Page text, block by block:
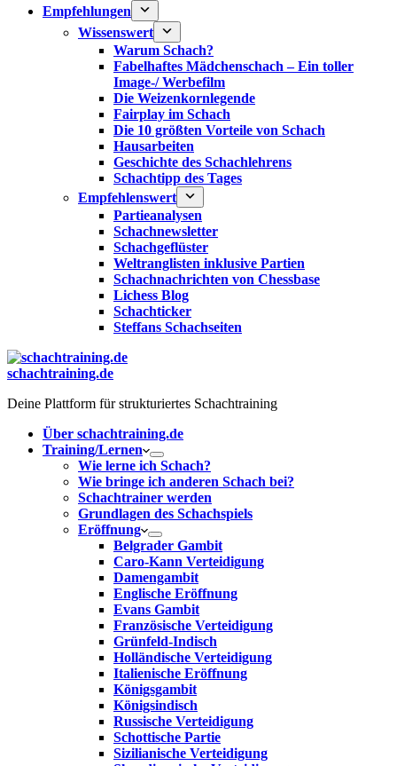
Empfehlungen
Wissenswert
Warum Schach?
Fabelhaftes Mädchenschach – Ein toller
Image-/ Werbefilm
Die Weizenkornlegende
Fairplay im Schach
Die 10 größten Vorteile von Schach‎
Hausarbeiten
Geschichte des Schachlehrens
Schachtipp des Tages
Empfehlenswert
Partieanalysen
Schachnewsletter
Schachgeflüster
Weltranglisten inklusive Partien
Schachnachrichten von Chessbase
Lichess Blog
Schachticker
Steffans Schachseiten
schachtraining.de
Deine Plattform für strukturiertes Schachtraining
Über schachtraining.de
Training/Lernen
Wie lerne ich Schach?
Wie bringe ich anderen Schach bei?
Schachtrainer werden
Grundlagen des Schachspiels
Eröffnung
Belgrader Gambit
Caro-Kann Verteidigung
Damengambit
Englische Eröffnung
Evans Gambit
Französische Verteidigung
Grünfeld-Indisch
Holländische Verteidigung
Italienische Eröffnung
Königsgambit
Königsindisch
Russische Verteidigung
Schottische Partie
Sizilianische Verteidigung